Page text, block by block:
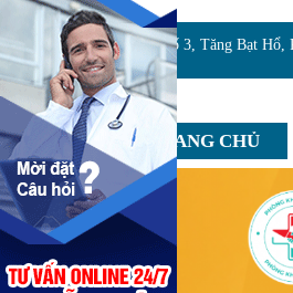
Địa chỉ:Số 3, Tăng Bạt Hổ,
TRANG CHỦ